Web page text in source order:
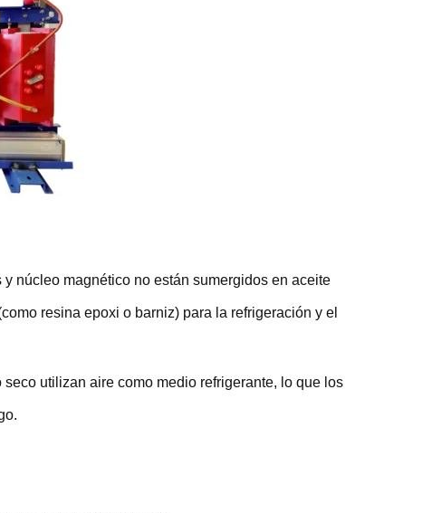
núcleo magnético no están sumergidos en aceite
resina epoxi o barniz) para la refrigeración y el
utilizan aire como medio refrigerante, lo que los